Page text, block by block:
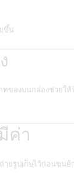
ขึ้น
ทของบนกล่องช่วยให้
ค่า
ยรูปเก็บไว้ก่อนขนย้